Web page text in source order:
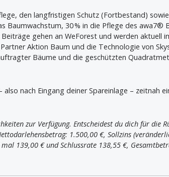
den langfristigen Schutz (Fortbestand)
Baumwachstum, 30 % in die Pflege des awa7®
gehen an WeForest und werden aktuell
Aktion Baum und die Technologie von
Bäume und die geschützten
nach Eingang deiner Spareinlage – zeitnah
zur Verfügung. Entscheidest du dich für die
1.500,00 €, Sollzins
139,00 € und Schlussrate 138,55 €,